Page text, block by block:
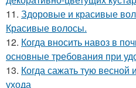
11. Здоровые и красивые
Красивые волосы.
12. Когда вносить навоз в
основные требования при
13. Когда сажать тую
ухода